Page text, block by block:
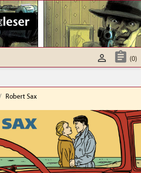
 (0)

Robert Sax